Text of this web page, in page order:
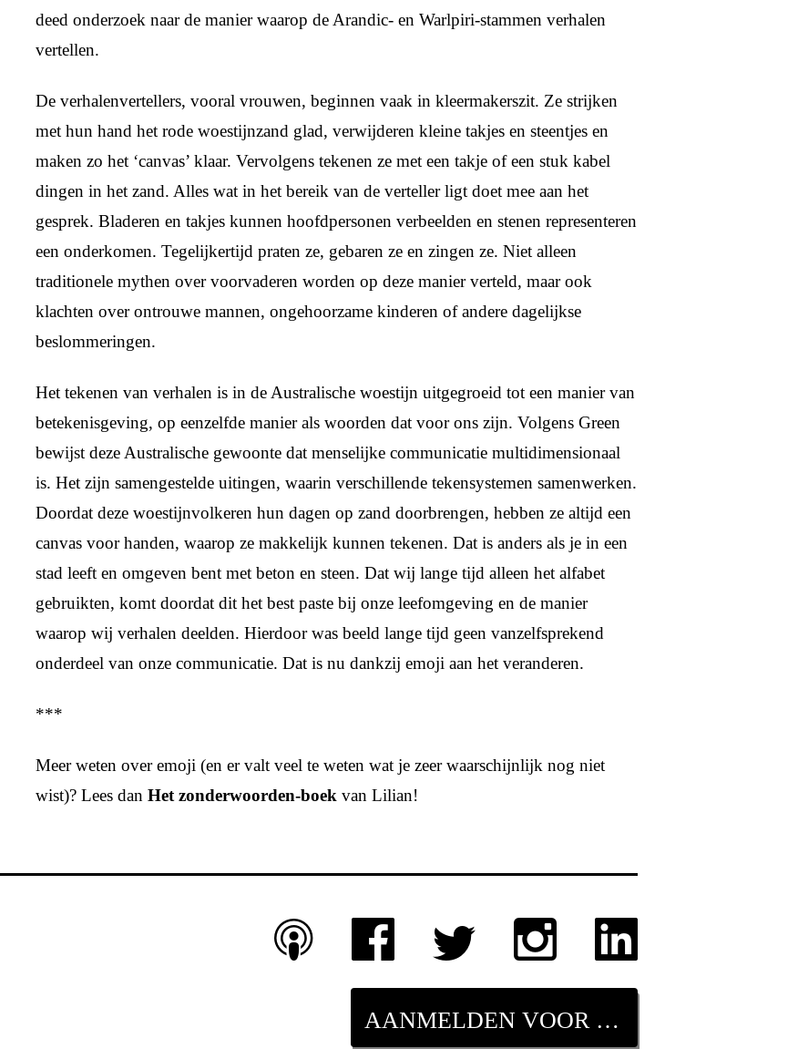
deed onderzoek naar de manier waarop de Arandic- en Warlpiri-stammen verhalen
vertellen.
De verhalenvertellers, vooral vrouwen, beginnen vaak in kleermakerszit. Ze strijken
met hun hand het rode woestijnzand glad, verwijderen kleine takjes en steentjes en
maken zo het ‘canvas’ klaar. Vervolgens tekenen ze met een takje of een stuk kabel
dingen in het zand. Alles wat in het bereik van de verteller ligt doet mee aan het
gesprek. Bladeren en takjes kunnen hoofdpersonen verbeelden en stenen representeren
een onderkomen. Tegelijkertijd praten ze, gebaren ze en zingen ze. Niet alleen
traditionele mythen over voorvaderen worden op deze manier verteld, maar ook
klachten over ontrouwe mannen, ongehoorzame kinderen of andere dagelijkse
beslommeringen.
Het tekenen van verhalen is in de Australische woestijn uitgegroeid tot een manier van
betekenisgeving, op eenzelfde manier als woorden dat voor ons zijn. Volgens Green
bewijst deze Australische gewoonte dat menselijke communicatie multidimensionaal
is. Het zijn samengestelde uitingen, waarin verschillende tekensystemen samenwerken.
Doordat deze woestijnvolkeren hun dagen op zand doorbrengen, hebben ze altijd een
canvas voor handen, waarop ze makkelijk kunnen tekenen. Dat is anders als je in een
stad leeft en omgeven bent met beton en steen. Dat wij lange tijd alleen het alfabet
gebruikten, komt doordat dit het best paste bij onze leefomgeving en de manier
waarop wij verhalen deelden. Hierdoor was beeld lange tijd geen vanzelfsprekend
onderdeel van onze communicatie. Dat is nu dankzij emoji aan het veranderen.
***
Meer weten over emoji (en er valt veel te weten wat je zeer waarschijnlijk nog niet
wist)? Lees danHet zonderwoorden-boek van Lilian!
AANMELDEN VOOR NIEUWSBRIEF